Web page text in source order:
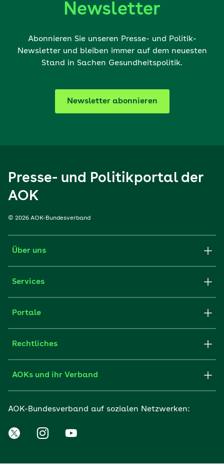
Newsletter
Abonnieren Sie unseren Presse- und Politik-
Newsletter und bleiben immer auf dem neuesten
Stand in Sachen Gesundheitspolitik.
Newsletter abonnieren
Presse- und Politikportal der
AOK
© 2026 AOK-Bundesverband
Über uns
Services
Portale
Rechtliches
AOKs und ihr Verband
AOK-Bundesverband auf sozialen Netzwerken: